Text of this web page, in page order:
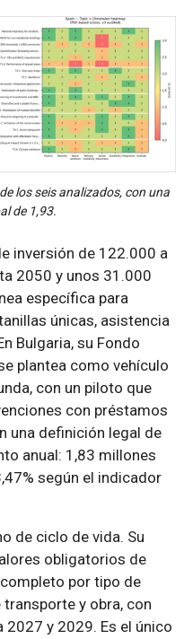
los seis analizados, con una
de 1,93.
inversión de 122.000 a
2050 y unos 31.000
específica para
únicas, asistencia
Bulgaria, su Fondo
plantea como vehículo
con un piloto que
con préstamos
una definición legal de
anual: 1,83 millones
según el indicador
de ciclo de vida. Su
obligatorios de
por tipo de
y obra, con
y 2029. Es el único